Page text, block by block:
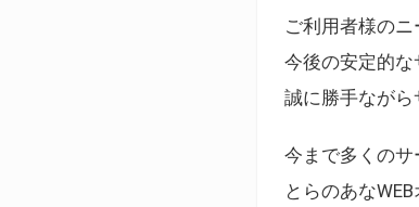
ご利用者様の
今後の安定的
誠に勝手ながら
今まで多くの
とらのあな